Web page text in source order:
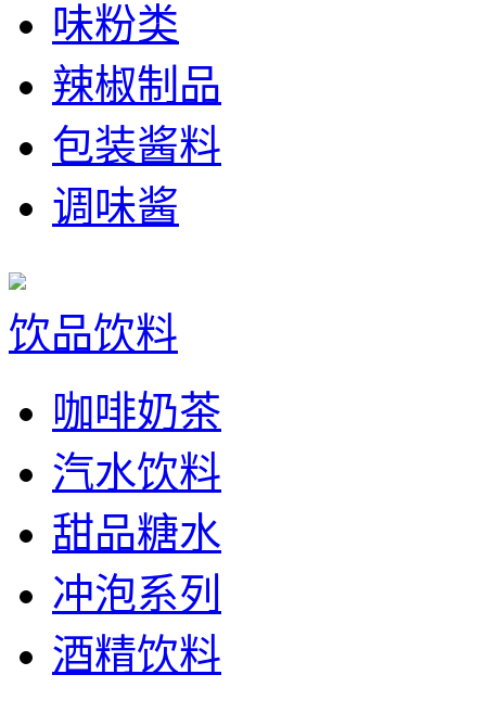
味粉类
辣椒制品
包装酱料
调味酱
饮品饮料
咖啡奶茶
汽水饮料
甜品糖水
冲泡系列
酒精饮料